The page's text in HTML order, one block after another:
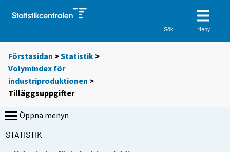
Sök Meny
Förstasidan >Statistik >
Volymindex för
industriproduktionen >
Tilläggsuppgifter
Öppna menyn
STATISTIK